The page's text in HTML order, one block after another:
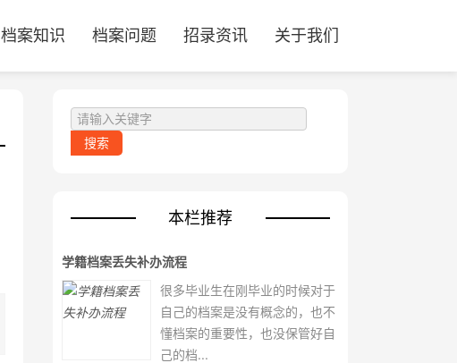
档案知识 档案问题 招录资讯 关于我们
本栏推荐
学籍档案丢失补办流程
很多毕业生在刚毕业的时候对于
自己的档案是没有概念的，也不
懂档案的重要性，也没保管好自
己的档...